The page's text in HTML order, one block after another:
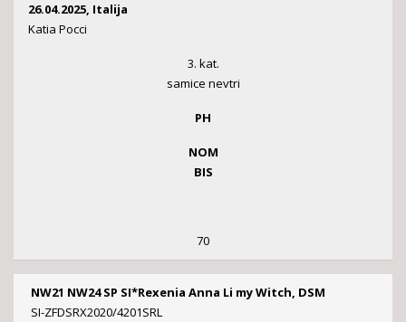
26.04.2025, Italija
Katia Pocci
3. kat.
samice nevtri
PH
NOM
BIS
70
NW21 NW24 SP SI*Rexenia Anna Li my Witch, DSM
SI-ZFDSRX2020/4201SRL